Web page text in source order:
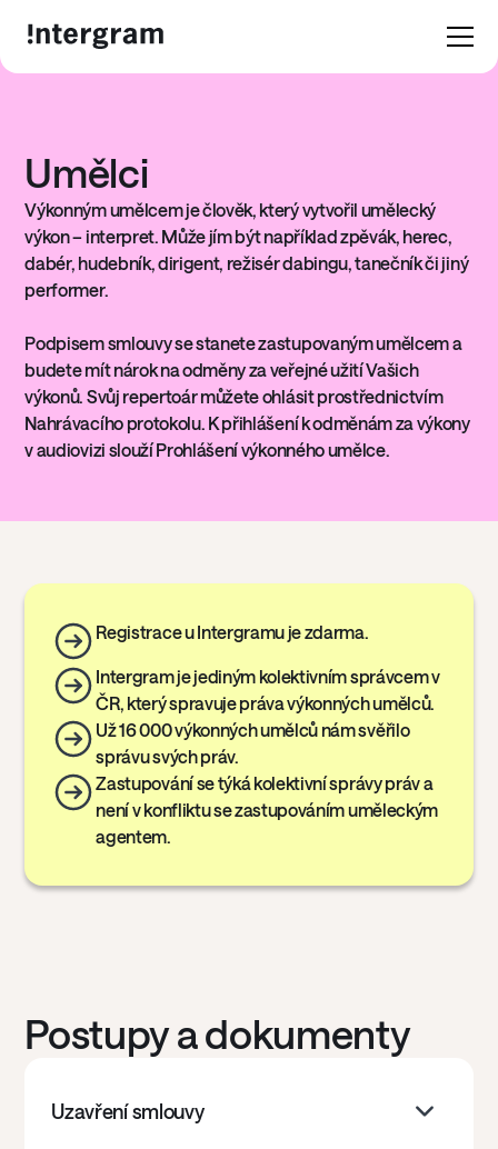
Umělci
Výkonným umělcem je člověk, který vytvořil umělecký
výkon – interpret. Může jím být například zpěvák, herec,
dabér, hudebník, dirigent, režisér dabingu, tanečník či jiný
performer.
Podpisem smlouvy se stanete zastupovaným umělcem a
budete mít nárok na odměny za veřejné užití Vašich
výkonů. Svůj repertoár můžete ohlásit prostřednictvím
Nahrávacího protokolu. K přihlášení k odměnám za výkony
v audiovizi slouží Prohlášení výkonného umělce.
Registrace u Intergramu je zdarma.
Intergram je jediným kolektivním správcem v
ČR, který spravuje práva výkonných umělců.
Už 16 000 výkonných umělců nám svěřilo
správu svých práv.
Zastupování se týká kolektivní správy práv a
není v konfliktu se zastupováním uměleckým
agentem.
Postupy a dokumenty
Uzavření smlouvy